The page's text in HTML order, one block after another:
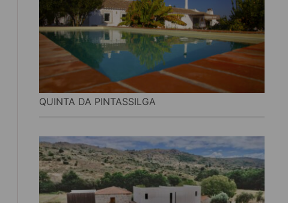
QUINTA DA PINTASSILGA